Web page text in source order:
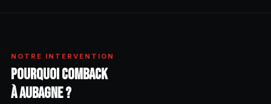
NOTRE INTERVENTION
POURQUOI COMBACK
À AUBAGNE ?